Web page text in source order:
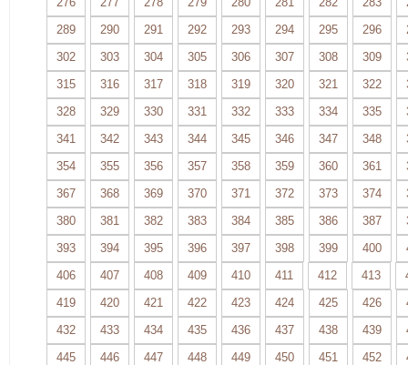
289
290 291 292 293 294 295 296
302
303 304 305 306 307 308 309
315
316 317 318 319 320 321 322
328
329 330 331 332 333 334 335
341
342 343 344 345 346 347 348
354
355 356 357 358 359 360 361
367
368 369 370 371 372 373 374
380
381 382 383 384 385 386 387
393
394 395 396 397 398 399 400
406
407 408 409 410 411 412 413
419
420 421 422 423 424 425 426
432
433 434 435 436 437 438 439
445
446 447 448 449 450 451 452